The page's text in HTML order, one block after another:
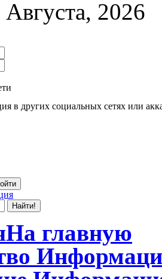
2026
в других социальных сетях или
На главную